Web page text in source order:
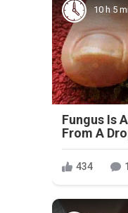
10 h 5
Fungus Is
From A
434